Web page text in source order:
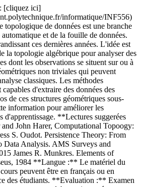
[cliquez ici]
informatique/INF556)
de données est une branche
et de la fouille de données.
ces dernières années. L'idée est
la topologie algébrique pour analyser des
dont les observations se situent sur ou à
non triviales qui peuvent
classiques. Les méthodes
d'extraire des données des
de ces structures géométriques sous-
information pour améliorer les
d'apprentissage. **Lectures suggerées
John Harer, Computational Topoogy:
S. Oudot. Persistence Theory: From
Data Analysis. AMS Surveys and
James R. Munkres. Elements of
1984 **Langue :** Le matériel du
peuvent être en français ou en
des étudiants. **Evaluation :** Examen